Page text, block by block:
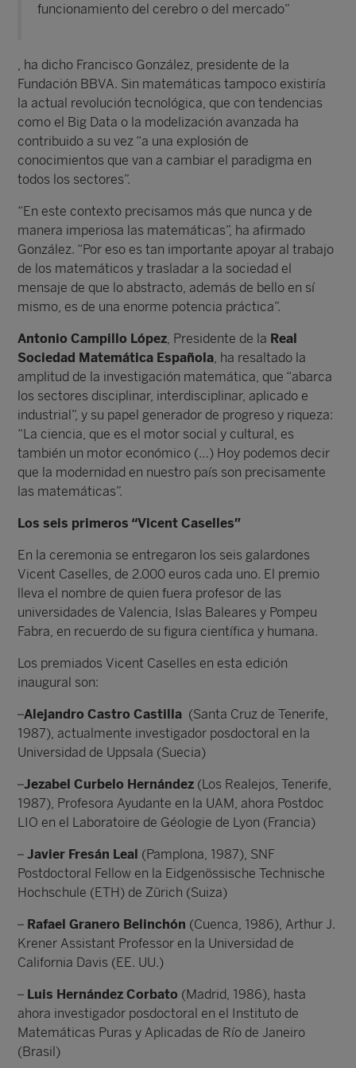
funcionamiento del cerebro o del mercado”
, ha dicho Francisco González, presidente de la
Fundación BBVA. Sin matemáticas tampoco existiría
la actual revolución tecnológica, que con tendencias
como el Big Data o la modelización avanzada ha
contribuido a su vez “a una explosión de
conocimientos que van a cambiar el paradigma en
todos los sectores”.
“En este contexto precisamos más que nunca y de
manera imperiosa las matemáticas”, ha afirmado
González. “Por eso es tan importante apoyar al trabajo
de los matemáticos y trasladar a la sociedad el
mensaje de que lo abstracto, además de bello en sí
mismo, es de una enorme potencia práctica”.
Antonio Campillo López, Presidente de la Real
Sociedad Matemática Española, ha resaltado la
amplitud de la investigación matemática, que “abarca
los sectores disciplinar, interdisciplinar, aplicado e
industrial”, y su papel generador de progreso y riqueza:
“La ciencia, que es el motor social y cultural, es
también un motor económico (…) Hoy podemos decir
que la modernidad en nuestro país son precisamente
las matemáticas”.
Los seis primeros “Vicent Caselles”
En la ceremonia se entregaron los seis galardones
Vicent Caselles, de 2.000 euros cada uno. El premio
lleva el nombre de quien fuera profesor de las
universidades de Valencia, Islas Baleares y Pompeu
Fabra, en recuerdo de su figura científica y humana.
Los premiados Vicent Caselles en esta edición
inaugural son:
–Alejandro Castro Castilla (Santa Cruz de Tenerife,
1987), actualmente investigador posdoctoral en la
Universidad de Uppsala (Suecia)
–Jezabel Curbelo Hernández (Los Realejos, Tenerife,
1987), Profesora Ayudante en la UAM, ahora Postdoc
LIO en el Laboratoire de Géologie de Lyon (Francia)
–Javier Fresán Leal (Pamplona, 1987), SNF
Postdoctoral Fellow en la Eidgenössische Technische
Hochschule (ETH) de Zürich (Suiza)
– Rafael Granero Belinchón (Cuenca, 1986), Arthur J.
Krener Assistant Professor en la Universidad de
California Davis (EE. UU.)
– Luis Hernández Corbato (Madrid, 1986), hasta
ahora investigador posdoctoral en el Instituto de
Matemáticas Puras y Aplicadas de Río de Janeiro
(Brasil)